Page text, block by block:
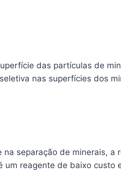
das partículas de
nas superfícies dos
separação de minerais, a
um reagente de baixo custo